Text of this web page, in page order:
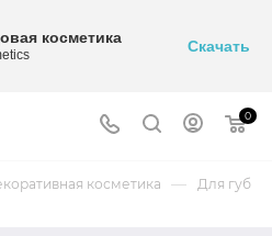
0
косметика — Для губ
косметика Скачать